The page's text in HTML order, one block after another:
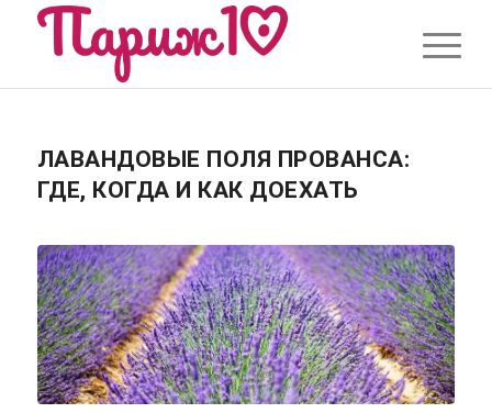
ЛАВАНДОВЫЕ ПОЛЯ ПРОВАНСА:
ГДЕ, КОГДА И КАК ДОЕХАТЬ